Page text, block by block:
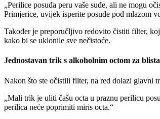
Perilice posuđa peru vaše suđe, ali ne mogu
Primjerice, uvijek isperite posuđe pod mlazom
Također je preporučljivo redovito čistiti filter,
kako bi se uklonile sve nečistoće.
Jednostavan trik s alkoholnim octom za
Nakon što ste očistili filter, na red dolazi glavni
Mali trik je uliti čašu octa u praznu perilicu
perilica neće poprimiti miris octa.